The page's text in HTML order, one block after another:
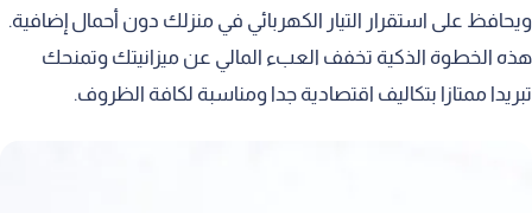
ويحافظ على استقرار التيار الكهربائي في منزلك دون أحمال إضافية.
هذه الخطوة الذكية تخفف العبء المالي عن ميزانيتك وتمنحك
تبريدا ممتازا بتكاليف اقتصادية جدا ومناسبة لكافة الظروف.